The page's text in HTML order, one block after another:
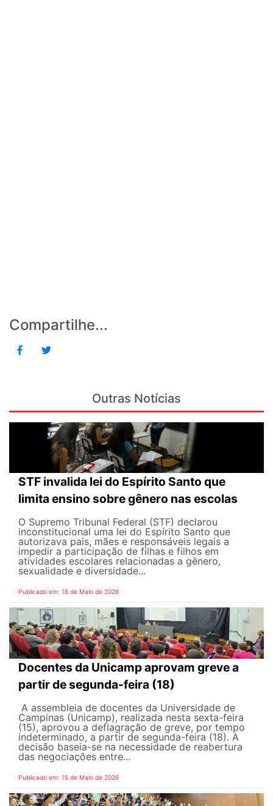
Compartilhe...
Outras Notícias
STF invalida lei do Espírito Santo que
limita ensino sobre gênero nas escolas
O Supremo Tribunal Federal (STF) declarou
inconstitucional uma lei do Espírito Santo que
autorizava pais, mães e responsáveis legais ​​a
impedir a participação de filhas e filhos em
atividades escolares relacionadas a gênero,
sexualidade e diversidade...
Publicado em: 18 de Maio de 2026
Docentes da Unicamp aprovam greve a
partir de segunda-feira (18)
A assembleia de docentes da Universidade de
Campinas (Unicamp), realizada nesta sexta-feira
(15), aprovou a deflagração de greve, por tempo
indeterminado, a partir de segunda-feira (18). A
decisão baseia-se na necessidade de reabertura
das negociações entre...
Publicado em: 15 de Maio de 2026